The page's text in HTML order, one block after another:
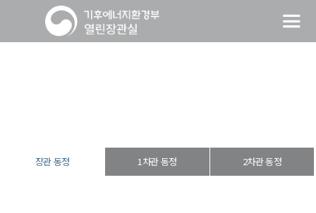
장관 동정 1차관 동정 2차관 동정